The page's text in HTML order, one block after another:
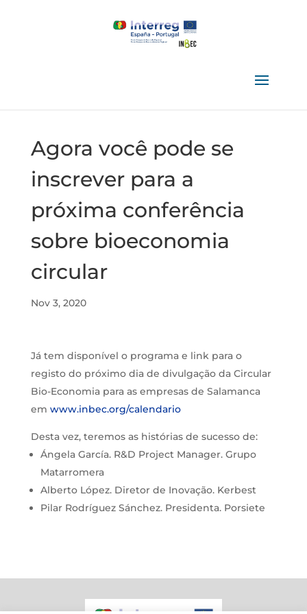
Agora você pode se
inscrever para a
próxima conferência
sobre bioeconomia
circular
Nov 3, 2020
Já tem disponível o programa e link para o
registo do próximo dia de divulgação da Circular
Bio-Economia para as empresas de Salamanca
em www.inbec.org/calendario
Desta vez, teremos as histórias de sucesso de:
Ángela García. R&D Project Manager. Grupo
Matarromera
Alberto López. Diretor de Inovação. Kerbest
Pilar Rodríguez Sánchez. Presidenta. Porsiete